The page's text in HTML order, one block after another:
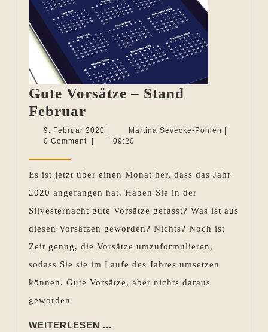
Gute Vorsätze – Stand
Februar
Vorsätze
–
Februar
9. Februar 2020 9.
Februar
Martina Sevecke-Pohlen Martina
0 Comment
09:20
Es ist jetzt über einen Monat her, dass das Jahr
2020 angefangen hat. Haben Sie in der
Silvesternacht gute Vorsätze gefasst? Was ist aus
diesen Vorsätzen geworden? Nichts? Noch ist
Zeit genug, die Vorsätze umzuformulieren,
sodass Sie sie im Laufe des Jahres umsetzen
können. Gute Vorsätze, aber nichts daraus
geworden
WEITERLESEN ...